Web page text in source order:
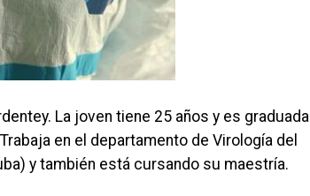
La joven tiene 25 años y es graduada
en el departamento de Virología del
y también está cursando su maestría.